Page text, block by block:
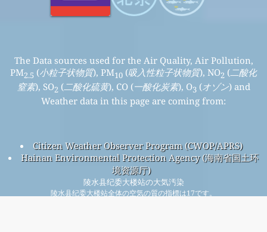
The Data sources used for the Air Quality, Air Pollution,
PM2.5 (小粒子状物質), PM10 (吸入性粒子状物質), NO2 (二酸化
窒素), SO2 (二酸化硫黄), CO (一酸化炭素), O3 (オゾン) and
Weather data in this page are coming from:
Citizen Weather Observer Program (CWOP/APRS)
Hainan Environmental Protection Agency (海南省国土环
境资源厅)
陵水县纪委大楼站の大気汚染
陵水县纪委大楼站全体の空気の質の指標は17です。